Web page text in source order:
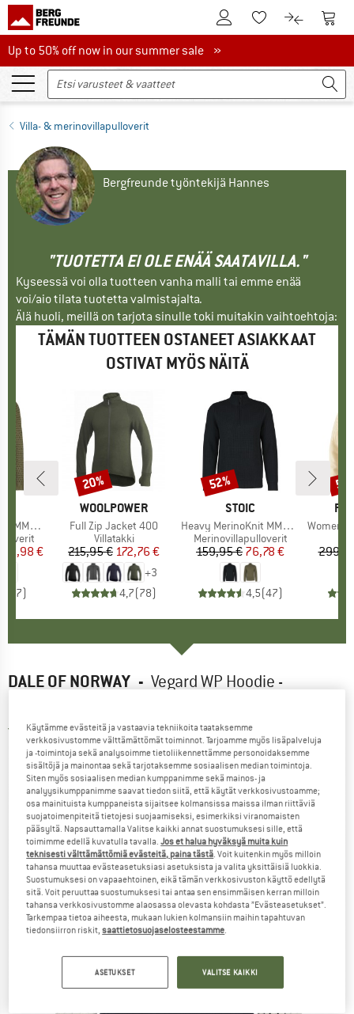
Tästä asiakastililleTästä toivelistalle.
Tästä
Up to 50% off now in our summer sale
Up to 50% off now in our summer sale »
Villa- & merinovillapulloverit
Bergfreunde työntekijä Hannes
"TUOTETTA EI OLE ENÄÄ SAATAVILLA."
Kyseessä voi olla tuotteen vanha malli tai emme enää
voi/aio tilata tuotetta valmistajalta.
Älä huoli, meillä on tarjota sinulle toki muitakin vaihtoehtoja:
TÄMÄN TUOTTEEN OSTANEET ASIAKKAAT
OSTIVAT MYÖS NÄITÄ
Sweater
hinta
89,98 €
7)
MERKKI
WOOLPOWER
Tuote
Full Zip Jacket 400
Tuoteryhmä
Villatakki
Hinta
215,95 € Alennettu hinta
172,76 €
+3
4,7(78)
Alennus
20%
MERKKI
STOIC
Tuote
Heavy MerinoKnit MMXX.Rutvik Half Zip
Tuoteryhmä
Merinovillapulloverit
Hinta
159,95 €Alennettu hinta
76,78 €
4,5(47)
Alennus
52%
Tuote
Women's
DALE OF NORWAY - Vegard WP Hoodie -
5,0(2)
Käytämme evästeitä ja vastaavia tekniikoita taataksemme
verkkosivustomme välttämättömät toiminnot. Tarjoamme myös lisäpalveluja
ja -toimintoja sekä analysoimme tietoliikennettämme personoidaksemme
sisältöjä ja mainontaa sekä tarjotaksemme sosiaalisen median toimintoja.
Siten myös sosiaalisen median kumppanimme sekä mainos- ja
analyysikumppanimme saavat tiedon siitä, että käytät verkkosivustoamme;
osa mainituista kumppaneista sijaitsee kolmansissa maissa ilman riittäviä
suojatoimenpiteitä tietojesi suojaamiseksi, esimerkiksi viranomaisten
pääsyltä. Napsauttamalla Valitse kaikki annat suostumuksesi sille, että
toimimme edellä kuvatulla tavalla.Jos et halua hyväksyä muita kuin
teknisesti välttämättömiä evästeitä, paina tästä. Voit kuitenkin myös milloin
tahansa muuttaa evästeasetuksiasi asetuksista ja valita yksittäisiä luokkia.
Suostumuksesi on vapaaehtoinen, eikä tämän verkkosivuston käyttö edellytä
sitä. Voit peruuttaa suostumuksesi tai antaa sen ensimmäisen kerran milloin
tahansa verkkosivustomme alaosassa olevasta kohdasta ”Evästeasetukset”.
Tarkempaa tietoa aiheesta, mukaan lukien kolmansiin maihin tapahtuvan
tiedonsiirron riskit,saattietosuojaselosteestamme.
ASETUKSET VALITSE KAIKKI